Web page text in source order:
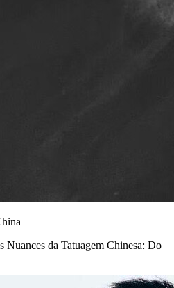
da Tatuagem Chinesa: Do